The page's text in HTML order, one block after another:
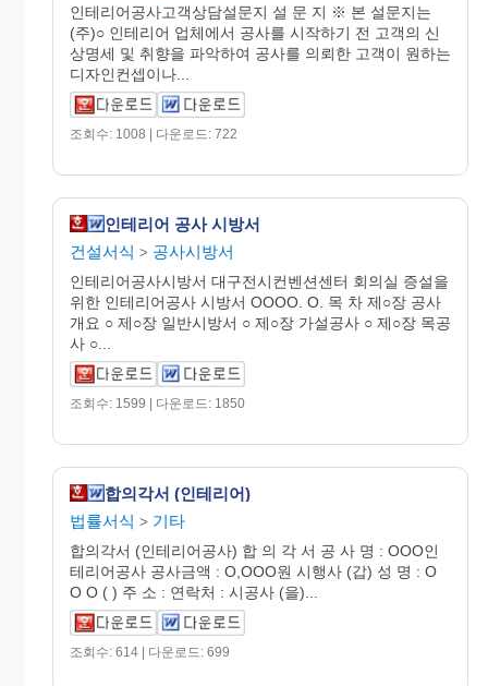
인테리어공사고객상담설문지 설 문 지 ※ 본 설문지는
(주)○ 인테리어 업체에서 공사를 시작하기 전 고객의 신
상명세 및 취향을 파악하여 공사를 의뢰한 고객이 원하는
디자인컨셉이나...
조회수: 1008 | 다운로드: 722
인테리어 공사 시방서
건설서식 > 공사시방서
인테리어공사시방서 대구전시컨벤션센터 회의실 증설을
위한 인테리어공사 시방서 OOOO. O. 목 차 제○장 공사
개요 ○ 제○장 일반시방서 ○ 제○장 가설공사 ○ 제○장 목공
사 ○...
조회수: 1599 | 다운로드: 1850
합의각서 (인테리어)
법률서식 > 기타
합의각서 (인테리어공사) 합 의 각 서 공 사 명 : OOO인
테리어공사 공사금액 : O,OOO원 시행사 (갑) 성 명 : O
O O ( ) 주 소 : 연락처 : 시공사 (을)...
조회수: 614 | 다운로드: 699